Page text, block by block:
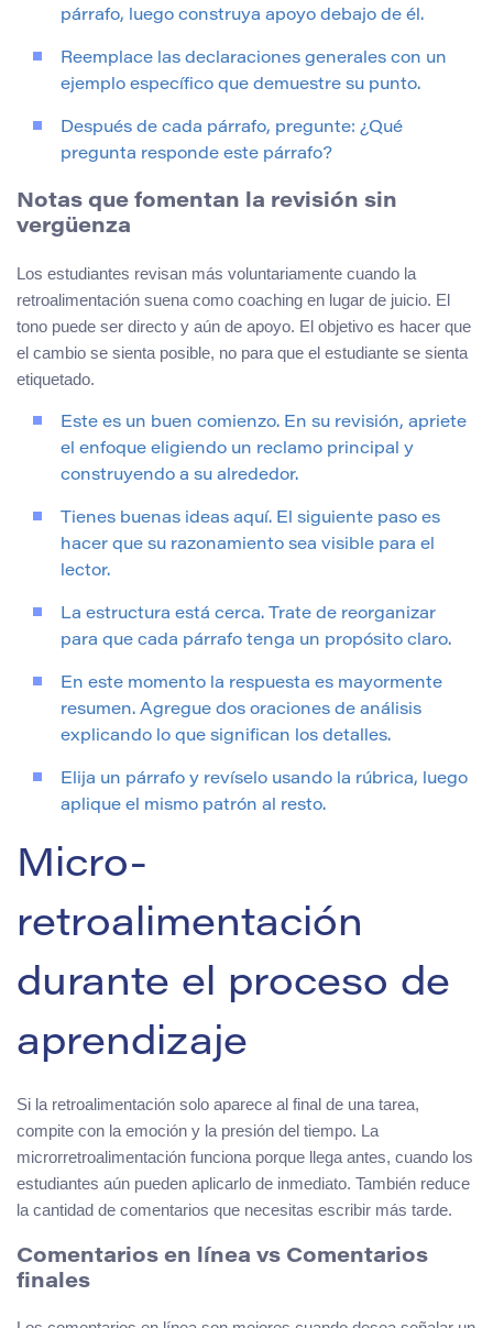
párrafo, luego construya apoyo debajo de él.
Reemplace las declaraciones generales con un
ejemplo específico que demuestre su punto.
Después de cada párrafo, pregunte: ¿Qué
pregunta responde este párrafo?
Notas que fomentan la revisión sin
vergüenza
Los estudiantes revisan más voluntariamente cuando la
retroalimentación suena como coaching en lugar de juicio. El
tono puede ser directo y aún de apoyo. El objetivo es hacer que
el cambio se sienta posible, no para que el estudiante se sienta
etiquetado.
Este es un buen comienzo. En su revisión, apriete
el enfoque eligiendo un reclamo principal y
construyendo a su alrededor.
Tienes buenas ideas aquí. El siguiente paso es
hacer que su razonamiento sea visible para el
lector.
La estructura está cerca. Trate de reorganizar
para que cada párrafo tenga un propósito claro.
En este momento la respuesta es mayormente
resumen. Agregue dos oraciones de análisis
explicando lo que significan los detalles.
Elija un párrafo y revíselo usando la rúbrica, luego
aplique el mismo patrón al resto.
Micro-
retroalimentación
durante el proceso de
aprendizaje
Si la retroalimentación solo aparece al final de una tarea,
compite con la emoción y la presión del tiempo. La
microrretroalimentación funciona porque llega antes, cuando los
estudiantes aún pueden aplicarlo de inmediato. También reduce
la cantidad de comentarios que necesitas escribir más tarde.
Comentarios en línea vs Comentarios
finales